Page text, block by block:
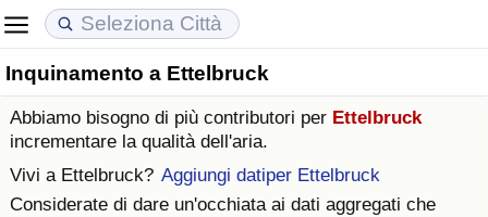
Inquinamento a Ettelbruck
Abbiamo bisogno di più contributori per Ettelbruck
incrementare la qualità dell'aria.
Vivi a Ettelbruck? Aggiungi datiper Ettelbruck
Considerate di dare un'occhiata ai dati aggregati che
Costo della vita
Indice Del Costo Della Vita (corrente)
Indice Del Costo Della Vita
Prezzi degli immobili
Indice del Prezzo delle Case (Corrente)
Indice del Prezzo delle Case
Qualità della Vita
Indice della Qualità della Vita
Indice della Qualità della Vita (Corrente)